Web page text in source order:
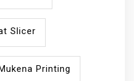
Slicer
Mukena Printing